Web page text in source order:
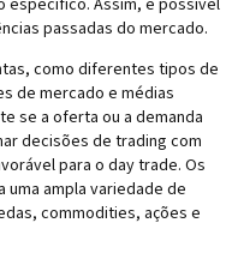
específico. Assim, é possível
passadas do mercado.
como diferentes tipos de
de mercado e médias
se a oferta ou a demanda
decisões de trading com
para o day trade. Os
uma ampla variedade de
commodities, ações e